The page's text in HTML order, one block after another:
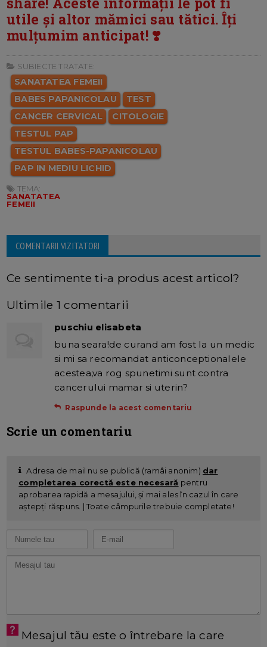
utile și altor mămici sau tătici. Îți
mulțumim anticipat! ❣️
SUBIECTE TRATATE:
SANATATEA FEMEII
BABES PAPANICOLAU
TEST
CANCER CERVICAL
CITOLOGIE
TESTUL PAP
TESTUL BABES-PAPANICOLAU
PAP IN MEDIU LICHID
TEMA:
SANATATEA
FEMEII
COMENTARII VIZITATORI
Ce sentimente ti-a produs acest articol?
Ultimile 1 comentarii
puschiu elisabeta
buna seara!de curand am fost la un medic
si mi sa recomandat anticonceptionalele
acestea,va rog spunetimi sunt contra
cancerului mamar si uterin?
Raspunde la acest comentariu
Scrie un comentariu
Adresa de mail nu se publică (ramâi anonim) dar
completarea corectă este necesară pentru
aprobarea rapidă a mesajului, și mai ales în cazul în care
aștepți răspuns. | Toate câmpurile trebuie completate!
Mesajul tău este o întrebare la care